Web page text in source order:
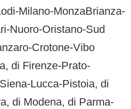
Milano-MonzaBrianza-
Nuoro-Oristano-Sud
Crotone-Vibo
di Firenze-Prato-
Lucca-Pistoia, di
di Modena, di Parma-